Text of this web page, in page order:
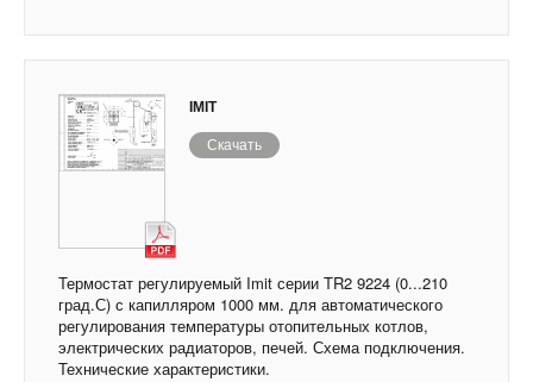
IMIT
Скачать
Термостат регулируемый Imit серии TR2 9224 (0...210
град.С) с капилляром 1000 мм. для автоматического
регулирования температуры отопительных котлов,
электрических радиаторов, печей. Схема подключения.
Технические характеристики.